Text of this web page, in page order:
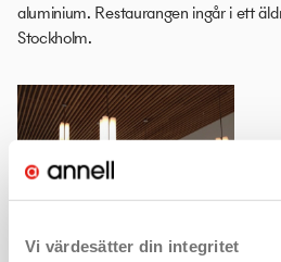
Vi värdesätter din integritet
aluminium. Restaurangen ingår i ett
Stockholm.